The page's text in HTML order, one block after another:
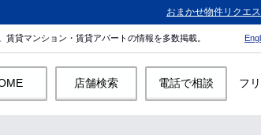
おまかせ物件リクエス
貸マンション・賃貸アパートの情報を多数掲載。
店舗検索 電話で相談 フ